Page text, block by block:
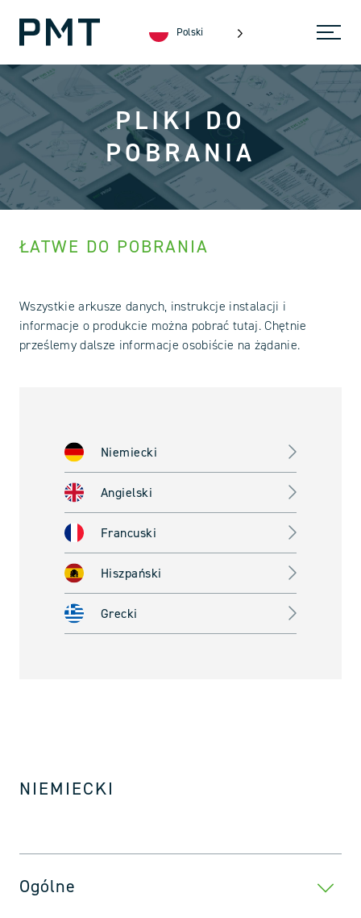
Polski
PLIKI DO
POBRANIA
ŁATWE DO POBRANIA
Wszystkie arkusze danych, instrukcje instalacji i
informacje o produkcie można pobrać tutaj. Chętnie
prześlemy dalsze informacje osobiście na żądanie.
Niemiecki
Angielski
Francuski
Hiszpański
Grecki
NIEMIECKI
Ogólne